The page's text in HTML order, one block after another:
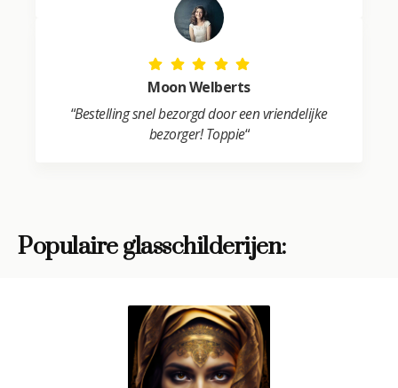
Moon Welberts
“Bestelling snel bezorgd door een vriendelijke
bezorger! Toppie“
Populaire glasschilderijen: